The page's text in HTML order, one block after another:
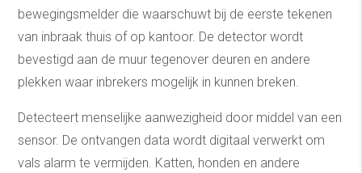
bewegingsmelder die waarschuwt bij de eerste tekenen
van inbraak thuis of op kantoor. De detector wordt
bevestigd aan de muur tegenover deuren en andere
plekken waar inbrekers mogelijk in kunnen breken.
Detecteert menselijke aanwezigheid door middel van een
sensor. De ontvangen data wordt digitaal verwerkt om
vals alarm te vermijden. Katten, honden en andere